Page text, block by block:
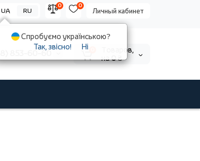
Личный кабинет
0
0
UA RU
853-60-60
Tоваров,
на0 ₴
Спробуємо українською?
Так, звісно!
Ні